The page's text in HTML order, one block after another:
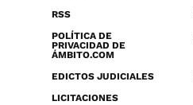
RSS
POLÍTICA DE
PRIVACIDAD DE
ÁMBITO.COM
EDICTOS JUDICIALES
LICITACIONES